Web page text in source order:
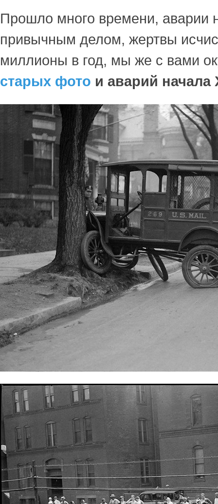
Прошло много времени, аварии
привычным делом, жертвы
миллионы в год, мы же с вами
старых фото и аварий начала